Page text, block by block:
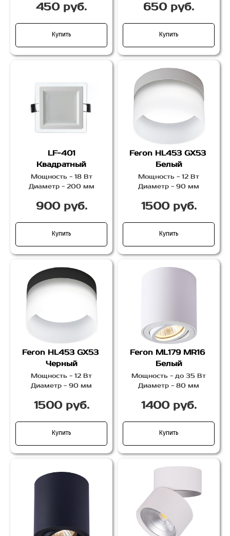
450 руб.
Купить
650 руб.
Купить
LF-401
Квадратный
Мощность - 18 Вт
Диаметр - 200 мм
900 руб.
Купить
Feron HL453 GX53
Белый
Мощность - 12 Вт
Диаметр - 90 мм
1500 руб.
Купить
Feron HL453 GX53
Черный
Мощность - 12 Вт
Диаметр - 90 мм
1500 руб.
Купить
Feron ML179 MR16
Белый
Мощность - до 35 Вт
Диаметр - 80 мм
1400 руб.
Купить